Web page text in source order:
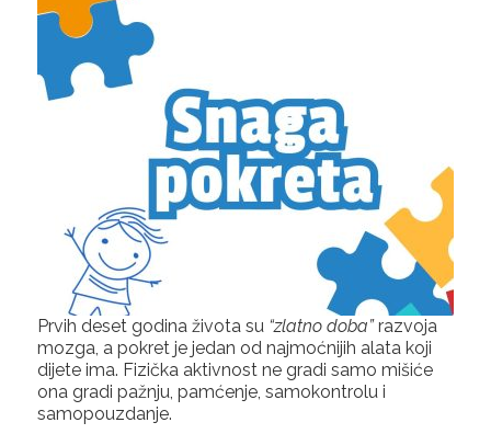
Prvih deset godina života su “zlatno doba”razvoja
mozga, a pokret je jedan od najmoćnijih alata koji
dijete ima. Fizička aktivnost ne gradi samo mišiće
ona gradi pažnju, pamćenje, samokontrolu i
samopouzdanje.